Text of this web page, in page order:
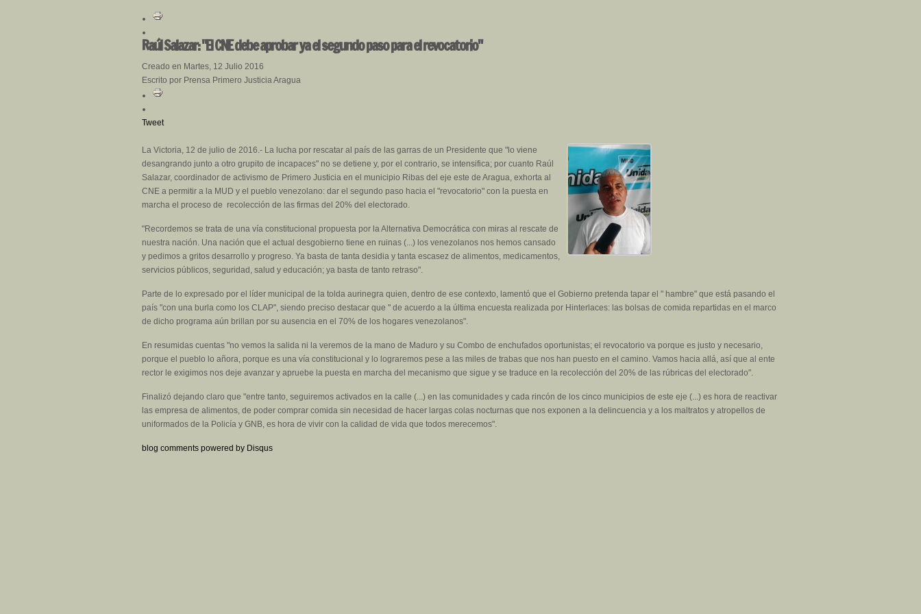
Raúl Salazar: "El CNE debe aprobar ya el segundo paso para el revocatorio"
Creado en Martes, 12 Julio 2016
Escrito por Prensa Primero Justicia Aragua
Tweet
La Victoria, 12 de julio de 2016.- La lucha por rescatar al país de las garras de un Presidente que "lo viene
desangrando junto a otro grupito de incapaces" no se detiene y, por el contrario, se intensifica; por cuanto Raúl
Salazar, coordinador de activismo de Primero Justicia en el municipio Ribas del eje este de Aragua, exhorta al
CNE a permitir a la MUD y el pueblo venezolano: dar el segundo paso hacia el "revocatorio" con la puesta en
marcha el proceso de recolección de las firmas del 20% del electorado.
"Recordemos se trata de una vía constitucional propuesta por la Alternativa Democrática con miras al rescate de
nuestra nación. Una nación que el actual desgobierno tiene en ruinas (...) los venezolanos nos hemos cansado
y pedimos a gritos desarrollo y progreso. Ya basta de tanta desidia y tanta escasez de alimentos, medicamentos,
servicios públicos, seguridad, salud y educación; ya basta de tanto retraso".
Parte de lo expresado por el líder municipal de la tolda aurinegra quien, dentro de ese contexto, lamentó que el Gobierno pretenda tapar el " hambre" que está pasando el
país "con una burla como los CLAP", siendo preciso destacar que " de acuerdo a la última encuesta realizada por Hinterlaces: las bolsas de comida repartidas en el marco
de dicho programa aún brillan por su ausencia en el 70% de los hogares venezolanos".
En resumidas cuentas "no vemos la salida ni la veremos de la mano de Maduro y su Combo de enchufados oportunistas; el revocatorio va porque es justo y necesario,
porque el pueblo lo añora, porque es una vía constitucional y lo lograremos pese a las miles de trabas que nos han puesto en el camino. Vamos hacia allá, así que al ente
rector le exigimos nos deje avanzar y apruebe la puesta en marcha del mecanismo que sigue y se traduce en la recolección del 20% de las rúbricas del electorado".
Finalizó dejando claro que "entre tanto, seguiremos activados en la calle (...) en las comunidades y cada rincón de los cinco municipios de este eje (...) es hora de reactivar
las empresa de alimentos, de poder comprar comida sin necesidad de hacer largas colas nocturnas que nos exponen a la delincuencia y a los maltratos y atropellos de
uniformados de la Policía y GNB, es hora de vivir con la calidad de vida que todos merecemos".
blog comments powered by Disqus